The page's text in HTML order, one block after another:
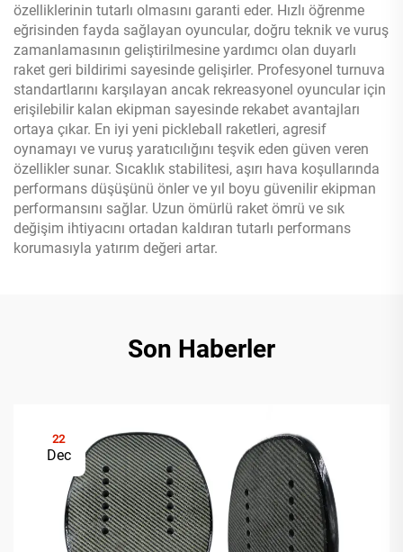
özelliklerinin tutarlı olmasını garanti eder. Hızlı öğrenme
eğrisinden fayda sağlayan oyuncular, doğru teknik ve vuruş
zamanlamasının geliştirilmesine yardımcı olan duyarlı
raket geri bildirimi sayesinde gelişirler. Profesyonel turnuva
standartlarını karşılayan ancak rekreasyonel oyuncular için
erişilebilir kalan ekipman sayesinde rekabet avantajları
ortaya çıkar. En iyi yeni pickleball raketleri, agresif
oynamayı ve vuruş yaratıcılığını teşvik eden güven veren
özellikler sunar. Sıcaklık stabilitesi, aşırı hava koşullarında
performans düşüşünü önler ve yıl boyu güvenilir ekipman
performansını sağlar. Uzun ömürlü raket ömrü ve sık
değişim ihtiyacını ortadan kaldıran tutarlı performans
korumasıyla yatırım değeri artar.
Son Haberler
22
Dec